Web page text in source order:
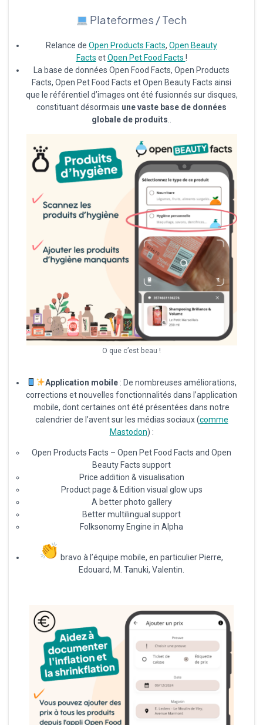
Plateformes / Tech
Relance de Open Products Facts, Open Beauty
Facts etOpen Pet Food Facts !
La base de données Open Food Facts, Open Products
Facts, Open Pet Food Facts et Open Beauty Facts ainsi
que le référentiel d’images ont été fusionnés sur disques,
constituant désormais une vaste base de données
globale de produits
O que c’est beau !
Application mobile: De nombreuses améliorations,
corrections et nouvelles fonctionnalités dans l’application
mobile, dont certaines ont été présentées dans notre
calendrier de l’avent sur les médias sociaux (comme
Mastodon) :
Open Products Facts – Open Pet Food Facts and Open
Beauty Facts support
Price addition & visualisation
Product page & Edition visual glow ups
A better photo gallery
Better multilingual support
Folksonomy Engine in Alpha
bravo à l’équipe mobile, en particulier Pierre,
Edouard, M. Tanuki, Valentin.